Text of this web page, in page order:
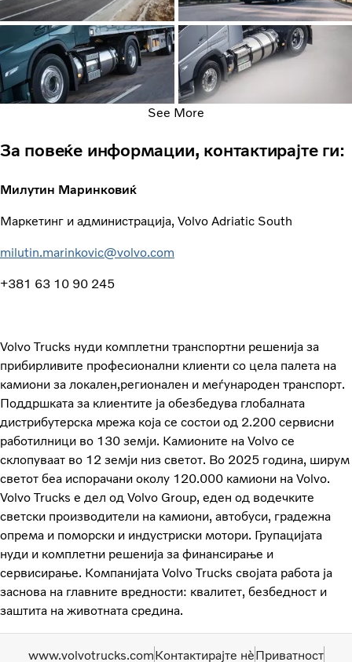
See More
За повеќе информации, контактирајте ги:
Милутин Маринковиќ
Маркетинг и администрација, Volvo Adriatic South
milutin.marinkovic@volvo.com
+381 63 10 90 245
Volvo Trucks нуди комплетни транспортни решенија за
прибирливите професионални клиенти со цела палета на
камиони за локален,регионален и меѓународен транспорт.
Поддршката за клиентите ја обезбедува глобалната
дистрибутерска мрежа која се состои од 2.200 сервисни
работилници во 130 земји. Камионите на Volvo се
склопуваат во 12 земји низ светот. Во 2025 година, ширум
светот беа испорачани околу 120.000 камиони на Volvo.
Volvo Trucks е дел од Volvo Group, еден од водечките
светски производители на камиони, автобуси, градежна
опрема и поморски и индустриски мотори. Групацијата
нуди и комплетни решенија за финансирање и
сервисирање. Компанијата Volvo Trucks својата работа ја
заснова на главните вредности: квалитет, безбедност и
заштита на животната средина.
www.volvotrucks.comКонтактирајте нѐПриватност